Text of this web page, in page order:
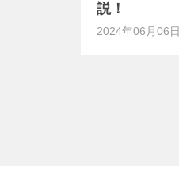
説！
2024年06月06日